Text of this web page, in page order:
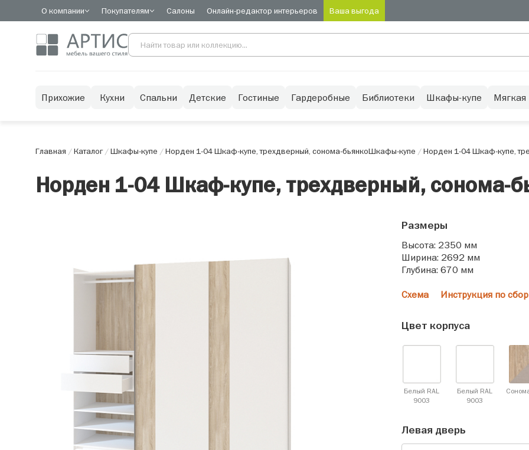
О компании Покупателям Салоны Онлайн-редактор интерьеров Ваша выгода
Прихожие Кухни Спальни Детские Гостиные Гардеробные Библиотеки Шкафы-купе Мягкая
Главная /Каталог/Шкафы-купе /Норден 1-04 Шкаф-купе, трехдверный, сонома-бьянкоШкафы-купе /Норден 1-04 Шкаф-купе,
Норден 1-04 Шкаф-купе, трехдверный, сонома-
Размеры
Высота: 2350 мм
Ширина: 2692 мм
Глубина: 670 мм
Схема Инструкция по
Цвет корпуса
Белый RAL
9003
Белый RAL
9003
Левая дверь